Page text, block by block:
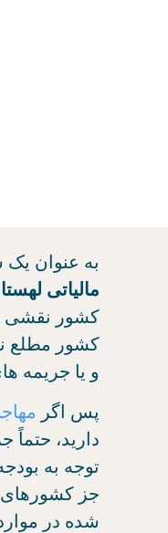
به عنوان یک
مالیاتی
کشور نقشی
کشور مطلع
و یا جریمه
پس اگر
دارید، حتماً
توجه به
جز کشورهای
شده در